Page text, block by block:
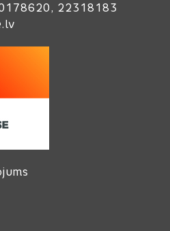
22318183